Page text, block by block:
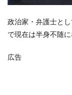
政治家・弁護士と
で現在は半身不随
広告